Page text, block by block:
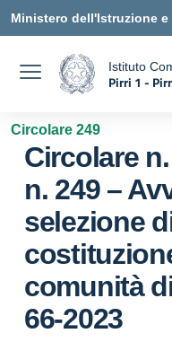
Ministero dell'Istruzione e
Istituto
Pirri 1 -
Circolare 249
Circolare
n. 249 –
selezione
comunità
66-2023